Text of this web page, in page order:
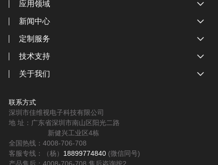
应用领域
新闻中心
定制服务
技术支持
关于我们
联系方式
深圳市佳维视电子科技有限公司
地 址：广东省深圳市南山区阳光二路
新健兴工业区4栋
全国热线：4008-706-708
客服专线：（杨） 18899774840(微信同号)